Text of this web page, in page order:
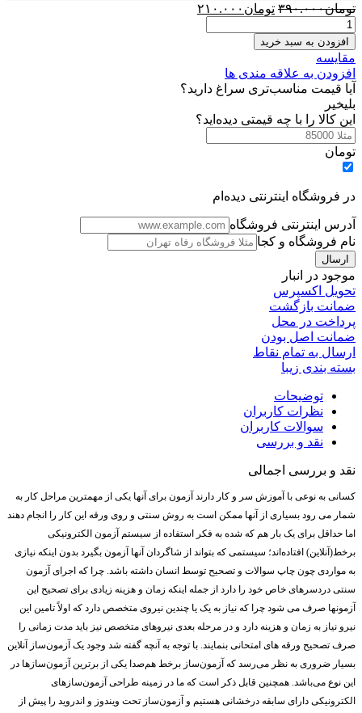
تومان۳۹۰.۰۰۰ قیمت
بود.
تومان ۲۱۰.۰۰۰قیمت
پکیج
آزمون
ساز
حرفه
ای
وردپرس
عدد
افزودن به سبد خرید
مقایسه
افزودن به علاقه مندی ها
آیا قیمت مناسب‌تری سراغ دارید؟
بلیخیر
این کالا را با چه قیمتی دیده‌اید؟
تومان
در فروشگاه اینترنتی دیده‌ام
آدرس اینترنتی فروشگاه
نام فروشگاه و کجا
موجود در انبار
تحویل اکسپرس
ضمانت بازگشت
پرداخت در محل
ضمانت اصل بودن
ارسال به تمام نقاط
بسته بندی زیبا
توضیحات
نظرات کاربران
سوالات کاربران
نقد و بررسی
نقد و بررسی اجمالی
کسانی به نوعی با آموزش سر و کار دارند آزمون برای آنها یکی از مهمترین مراحل کار به
شمار می رود بسیاری از آنها ممکن است به روش سنتی و روی ورقه این کار را انجام دهند
اما حداقل برای یک بار هم که شده به فکر استفاده از سیستم آزمون الکترونیکی
برخط(آنلاین) افتاده‌اند؛ سیستمی که بتواند از شاگردان آنها آزمون بگیرد بدون اینکه نیازی
به مواردی چون چاپ سوالات و تصحیح توسط انسان داشته باشد. چرا که اجرای آزمون
سنتی دردسرهای خاص خود را دارد از جمله اینکه زمان و هزینه زیادی برای تصحیح این
آزمونها صرف می شود چرا که نیاز به یک یا چندین نیروی متخصص دارد که اولاً تامین این
نیرو نیاز به زمان و هزینه دارد و در مرحله بعدی نیروهای متخصص نیز باید مدت زمانی را
صرف تصحیح ورقه های امتحانی بنمایند. با توجه به آنچه گفته شد وجود یک آزمون‌ساز آنلاین
بسیار ضروری به نظر می‌رسد که آزمون‌ساز برخط هم‌صدا یکی از برترین آزمون‌سازها در
این نوع می‌باشد. همچنین قابل ذکر است که ما در زمینه طراحی آزمون‌سازهای
الکترونیکی دارای سابقه درخشانی هستیم و آزمون‌ساز تحت ویندوز و اندروید را پیش از